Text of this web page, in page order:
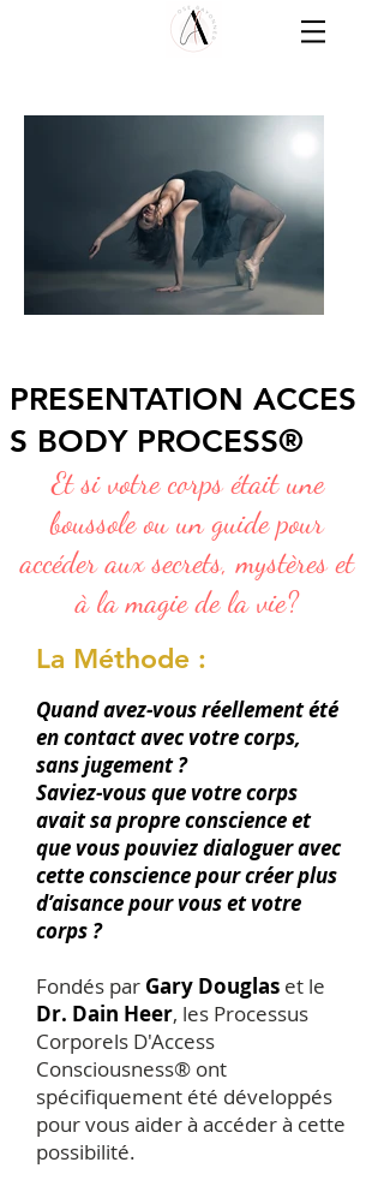
PRESENTATION ACCES
S BODY PROCESS®
Et si votre corps était une
boussole ou un guide pour
accéder aux secrets, mystères et
à la magie de la vie?
La Méthode :
Quand avez-vous réellement été
en contact avec votre corps,
sans jugement ?
Saviez-vous que votre corps
avait sa propre conscience et
que vous pouviez dialoguer avec
cette conscience pour créer plus
d’aisance pour vous et votre
corps ?
Fondés par Gary Douglas et le
Dr. Dain Heer, les Processus
Corporels D'Access
Consciousness® ont
spécifiquement été développés
pour vous aider à accéder à cette
possibilité.